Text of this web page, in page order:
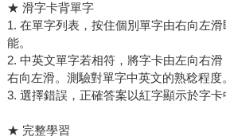
★ 滑字卡背單字
1. 在單字列表，按住個別單字由右向左
能。
2. 中英文單字若相符，將字卡由左向右
右向左滑。測驗對單字中英文的熟稔程度
3. 選擇錯誤，正確答案以紅字顯示於字卡
★ 完整學習